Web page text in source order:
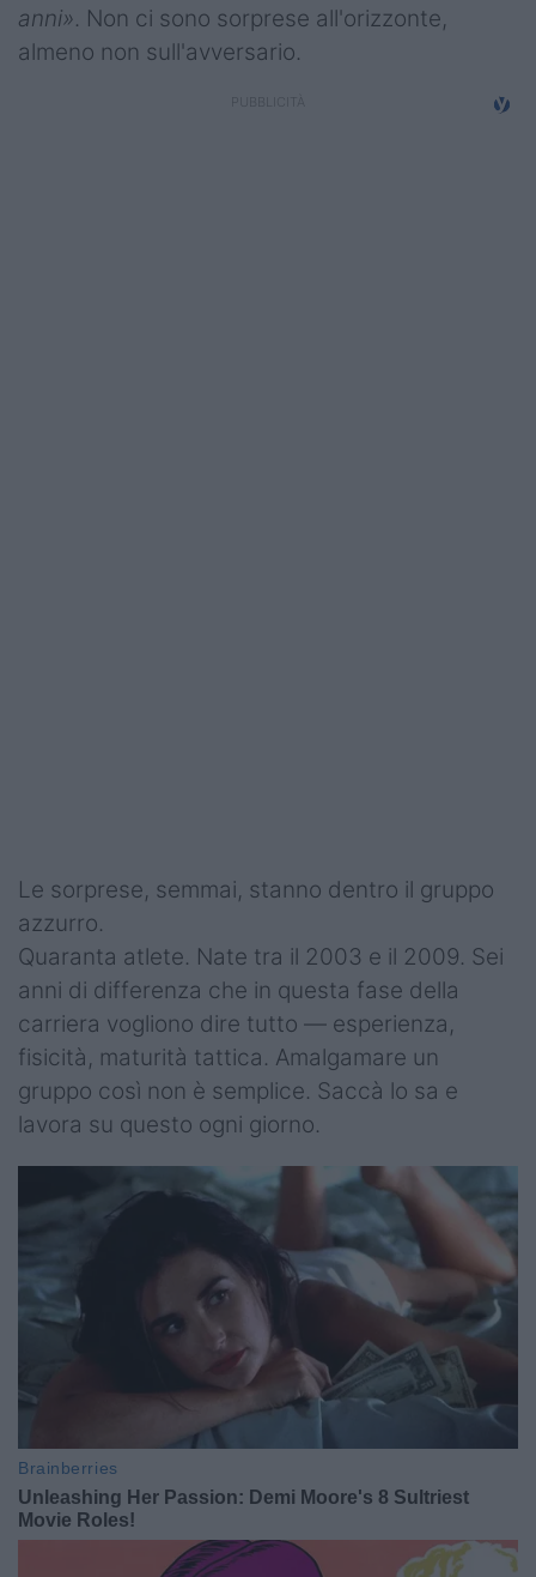
anni». Non ci sono sorprese all'orizzonte,
almeno non sull'avversario.
Le sorprese, semmai, stanno dentro il gruppo
azzurro.
Quaranta atlete. Nate tra il 2003 e il 2009. Sei
anni di differenza che in questa fase della
carriera vogliono dire tutto — esperienza,
fisicità, maturità tattica. Amalgamare un
gruppo così non è semplice. Saccà lo sa e
lavora su questo ogni giorno.